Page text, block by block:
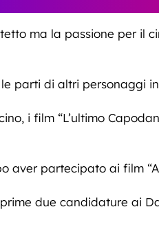
ma la passione per il
parti di altri personaggi
i film “L’ultimo
partecipato ai film
due candidature ai